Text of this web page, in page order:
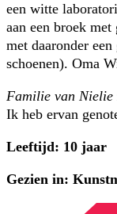
een witte
aan een broek met
met daaronder
schoenen). Oma
Familie van Nielie
Ik heb ervan
Leeftijd: 10
Gezien in: